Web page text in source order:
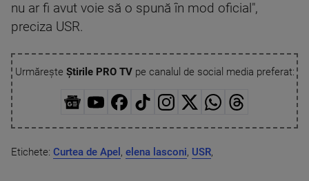
nu ar fi avut voie să o spună în mod oficial",
preciza USR.
Urmărește Știrile PRO TVpe canalul de social media preferat:
Etichete: Curtea de Apel , elena lasconi, USR,